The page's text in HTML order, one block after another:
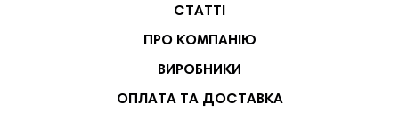
СТАТТІ
ПРО КОМПАНІЮ
ВИРОБНИКИ
ОПЛАТА ТА ДОСТАВКА